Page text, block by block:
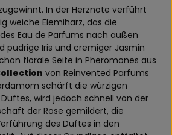
In der Herznote verführt
weiche Elemiharz, das die
Eau de Parfums nach außen
pudrige Iris und cremiger Jasmin
florale Seite in Pheromones aus
von Reinvented Parfums
schärft die würzigen
wird jedoch schnell von der
der Rose gemildert, die
des Duftes in den